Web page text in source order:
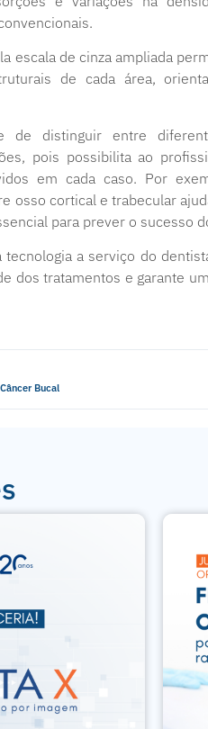
escala de cinza ampliada
de cada área,
de distinguir entre
pois possibilita ao
em cada caso. Por
osso cortical e trabecular
para prever o sucesso
tecnologia a serviço do
dos tratamentos e garante
Bucal